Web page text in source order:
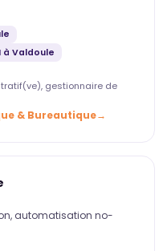
à Valdoule
gestionnaire de
& Bureautique
automatisation no-